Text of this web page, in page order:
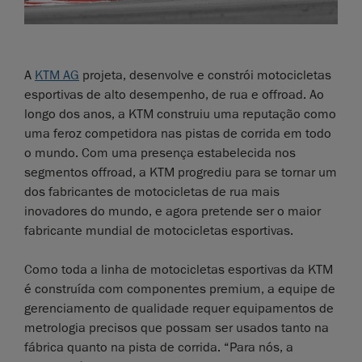
A KTM AG projeta, desenvolve e constrói motocicletas
esportivas de alto desempenho, de rua e offroad. Ao
longo dos anos, a KTM construiu uma reputação como
uma feroz competidora nas pistas de corrida em todo
o mundo. Com uma presença estabelecida nos
segmentos offroad, a KTM progrediu para se tornar um
dos fabricantes de motocicletas de rua mais
inovadores do mundo, e agora pretende ser o maior
fabricante mundial de motocicletas esportivas.
Como toda a linha de motocicletas esportivas da KTM
é construída com componentes premium, a equipe de
gerenciamento de qualidade requer equipamentos de
metrologia precisos que possam ser usados tanto na
fábrica quanto na pista de corrida. “Para nós, a